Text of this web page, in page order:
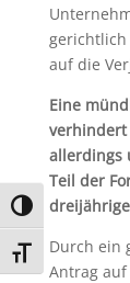
Umschalten
Schrift
gerichtlich
auf die
Eine
verhindert
allerdings
Teil der
Durch ein
Antrag auf